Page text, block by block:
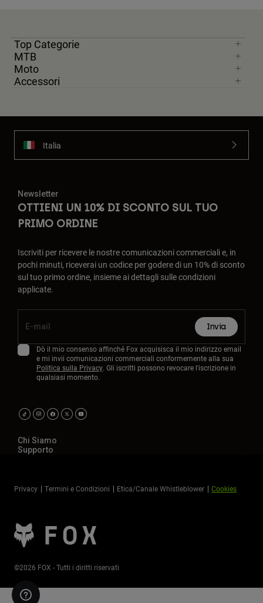
Top Categorie
MTB
Moto
Accessori
Italia
Newsletter
OTTIENI UN 10% DI SCONTO SUL TUO
PRIMO ORDINE
Iscriviti per ricevere le nostre comunicazioni commerciali e, in
pochi minuti, riceverai un codice per godere di un 10% di sconto
sul tuo primo ordine, insieme ai dettagli sulle condizioni
applicate.
Invia
Dò il mio consenso affinché Fox acquisisca il mio indirizzo email
e mi invii comunicazioni commerciali conformemente alla sua
Politica sulla Privacy. Gli iscritti possono revocare l'iscrizione in
qualsiasi momento.
Chi Siamo
Supporto
Privacy Termini e Condizioni Etica/Canale Whistleblower Cookies
©2026 FOX - Tutti i diritti riservati